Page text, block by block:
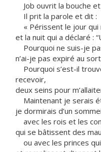
Job ouvrit la bouche
Il prit la parole et dit :
« Périssent le jour qui
et la nuit qui a déclaré :
Pourquoi ne suis-je
n’ai-je pas expiré au
Pourquoi s’est-il
recevoir,
deux seins pour
Maintenant je serais
je dormirais d’un
avec les rois et les
qui se bâtissent des
ou avec les princes